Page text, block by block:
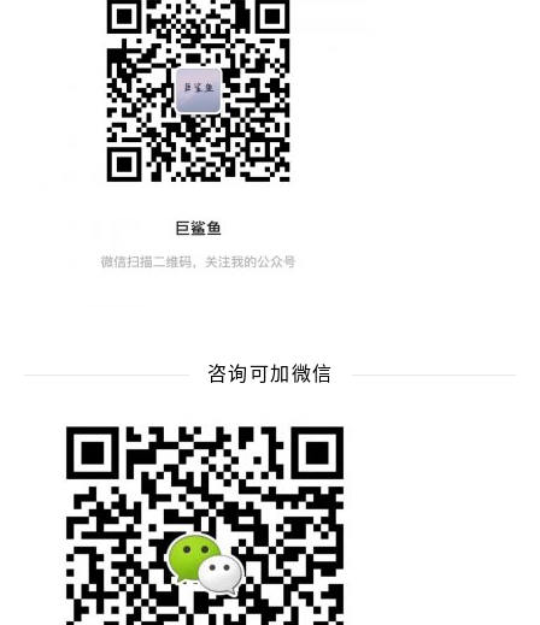
咨询可加微信